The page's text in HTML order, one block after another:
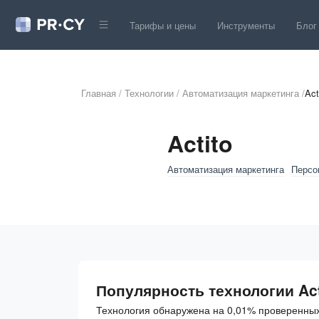
Тарифы и цены Инструменты Блог
Главная / Технологии / Автоматизация маркетинга /
Actito
Автоматизация маркетинга
Популярность технологии
Технология обнаружена на 0,01%